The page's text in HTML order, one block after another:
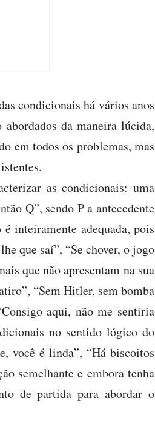
condicionais há vários anos
da maneira lúcida,
em todos os problemas, mas
as condicionais: uma
Q”, sendo P a antecedente
inteiramente adequada, pois
que saí”, “Se chover, o jogo
que não apresentam na sua
“Sem Hitler, sem bomba
aqui, não me sentiria
no sentido lógico do
você é linda”, “Há biscoitos
semelhante e embora tenha
de partida para abordar o